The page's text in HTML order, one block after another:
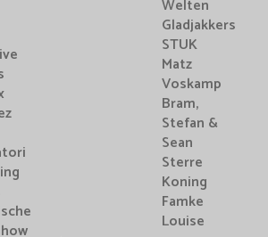
Welten
Gladjakkers
STUK
Matz
Voskamp
Bram,
Stefan &
Sean
Sterre
Koning
Famke
Louise